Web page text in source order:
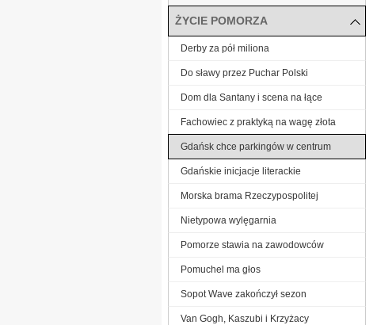
ŻYCIE POMORZA
Derby za pół miliona
Do sławy przez Puchar Polski
Dom dla Santany i scena na łące
Fachowiec z praktyką na wagę złota
Gdańsk chce parkingów w centrum
Gdańskie inicjacje literackie
Morska brama Rzeczypospolitej
Nietypowa wylęgarnia
Pomorze stawia na zawodowców
Pomuchel ma głos
Sopot Wave zakończył sezon
Van Gogh, Kaszubi i Krzyżacy